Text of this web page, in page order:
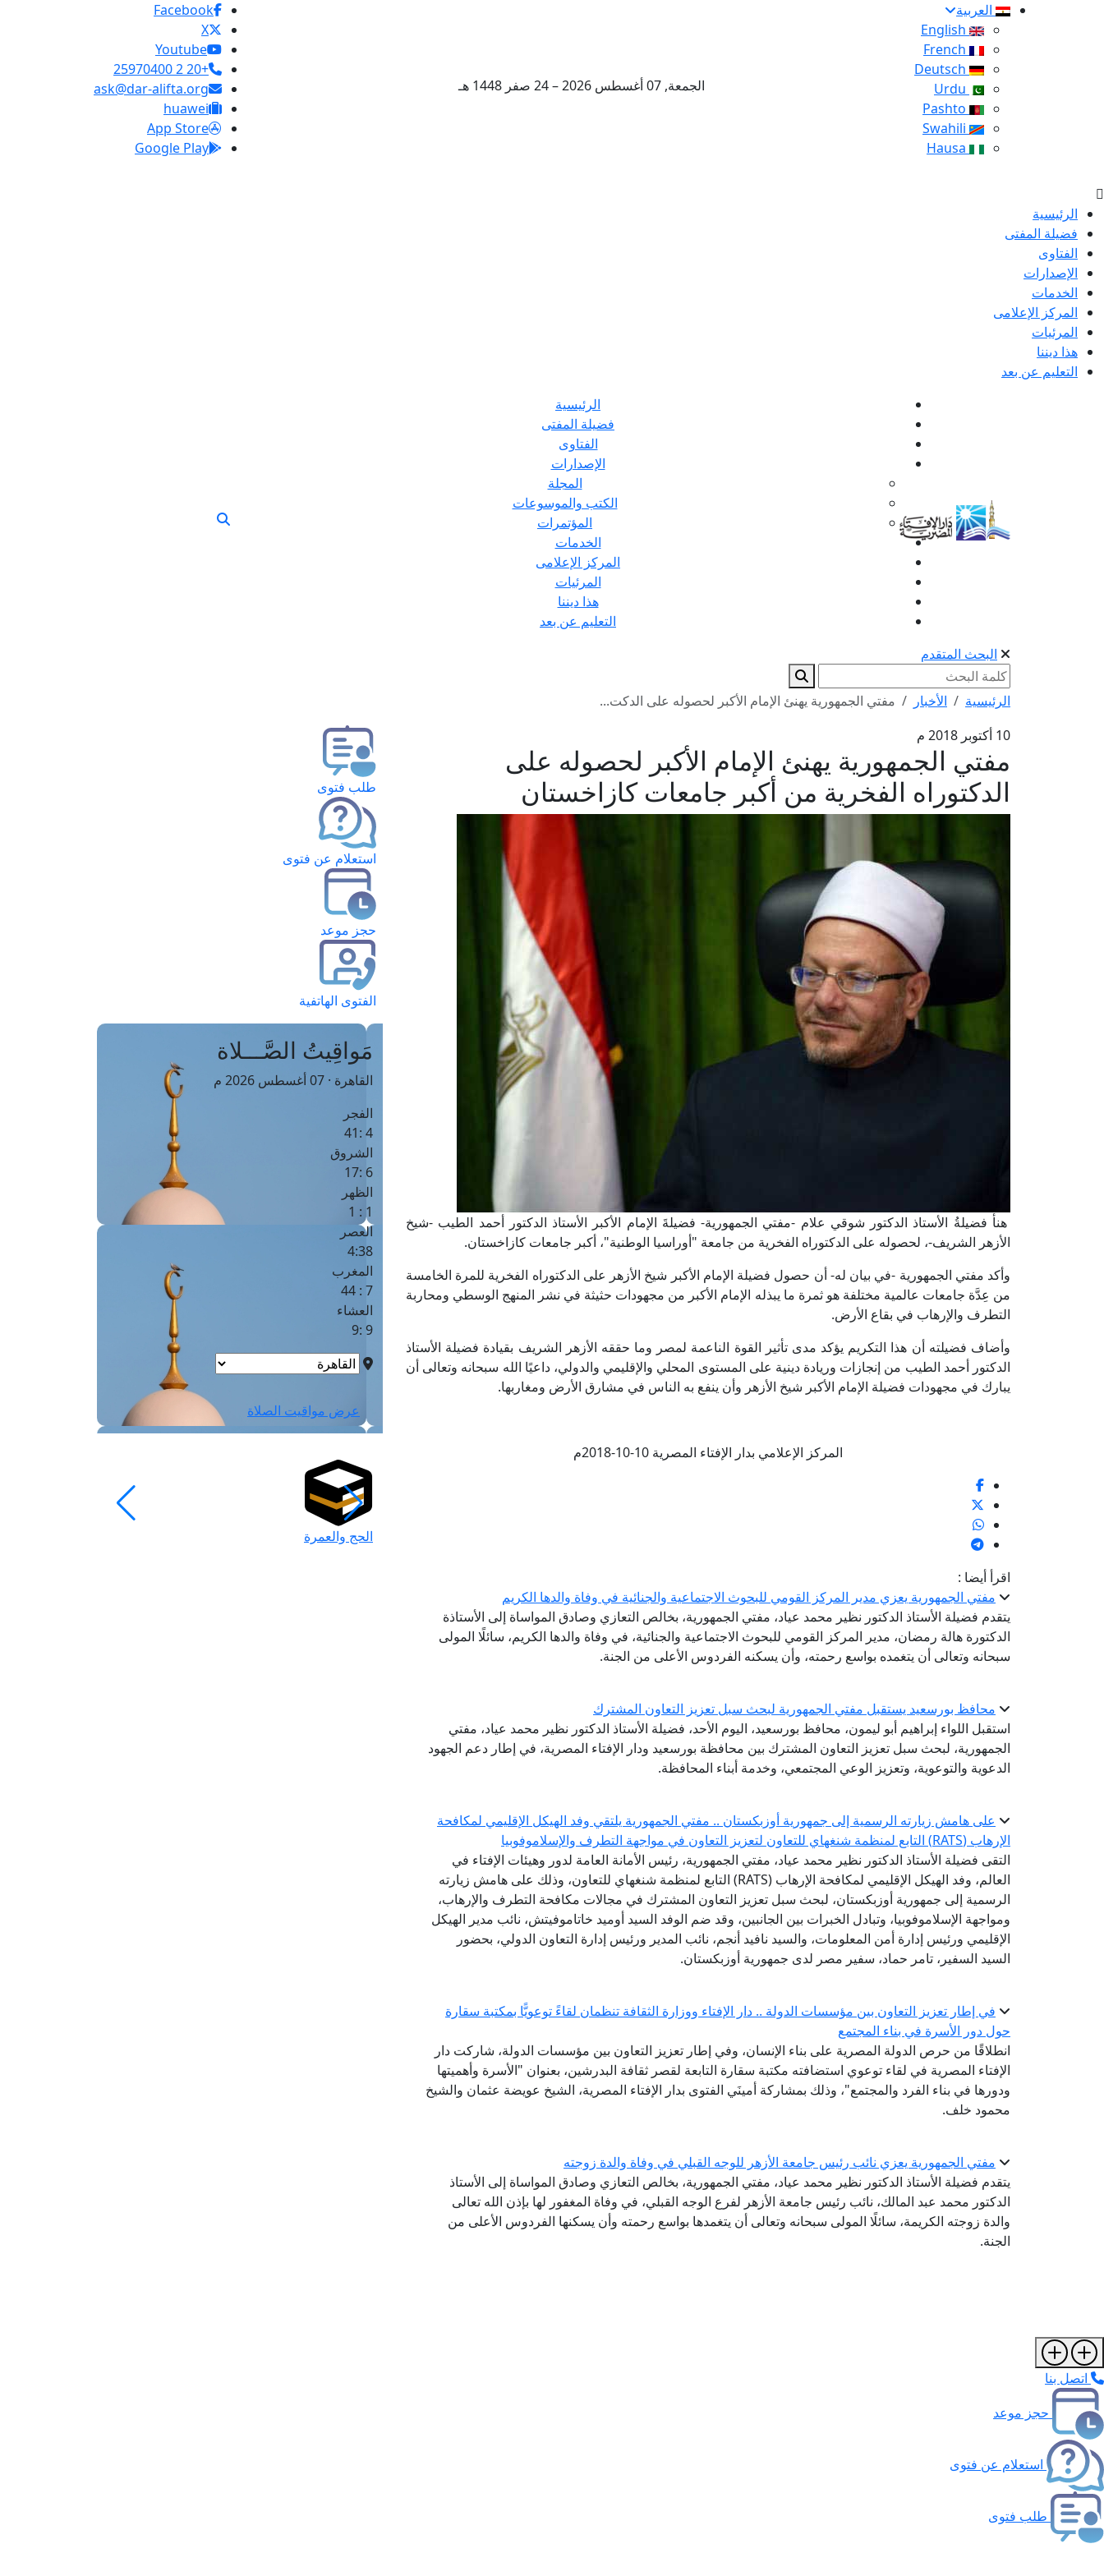
العربية
الجمعة, 07 أغسطس 2026 – 24 صفر 1448 هـ
Facebook
X
Youtube
+20 2 25970400
ask@dar-alifta.org
huawei
App Store
Google Play
الرئيسية
فضيلة المفتى
الفتاوى
الإصدارات
الخدمات
المركز الإعلامى
المرئيات
هذا ديننا
التعليم عن بعد
الرئيسية
فضيلة المفتى
الفتاوى
الإصدارات
المجلة
الكتب والموسوعات
المؤتمرات
الخدمات
المركز الإعلامى
المرئيات
هذا ديننا
التعليم عن بعد
البحث المتقدم
الرئيسية الأخبار
مفتي الجمهورية يهنئ الإمام الأكبر لحصوله على الدكت...
10 أكتوبر 2018 م
مفتي الجمهورية يهنئ الإمام الأكبر لحصوله على
الدكتوراه الفخرية من أكبر جامعات كازاخستان
هنأ فضيلةُ الأستاذ الدكتور شوقي علام -مفتي الجمهورية- فضيلةَ الإمام الأكبر الأستاذ الدكتور أحمد الطيب -شيخ
الأزهر الشريف-، لحصوله على الدكتوراه الفخرية من جامعة "أوراسيا الوطنية"، أكبر جامعات كازاخستان.
وأكد مفتي الجمهورية -في بيان له- أن حصول فضيلة الإمام الأكبر شيخ الأزهر على الدكتوراه الفخرية للمرة الخامسة
من عِدَّة جامعات عالمية مختلفة هو ثمرة ما يبذله الإمام الأكبر من مجهودات حثيثة في نشر المنهج الوسطي ومحاربة
التطرف والإرهاب في بقاع الأرض.
وأضاف فضيلته أن هذا التكريم يؤكد مدى تأثير القوة الناعمة لمصر وما حققه الأزهر الشريف بقيادة فضيلة الأستاذ
الدكتور أحمد الطيب من إنجازات وريادة دينية على المستوى المحلي والإقليمي والدولي، داعيًا الله سبحانه وتعالى أن
يبارك في مجهودات فضيلة الإمام الأكبر شيخ الأزهر وأن ينفع به الناس في مشارق الأرض ومغاربها.
المركز الإعلامي بدار الإفتاء المصرية 10-10-2018م
اقرأ أيضا :
مفتي الجمهورية يعزي مدير المركز القومي للبحوث الاجتماعية والجنائية في وفاة والدها الكريم
يتقدم فضيلة الأستاذ الدكتور نظير محمد عياد، مفتي الجمهورية، بخالص التعازي وصادق المواساة إلى الأستاذة
الدكتورة هالة رمضان، مدير المركز القومي للبحوث الاجتماعية والجنائية، في وفاة والدها الكريم، سائلًا المولى
سبحانه وتعالى أن يتغمده بواسع رحمته، وأن يسكنه الفردوس الأعلى من الجنة.
محافظ بورسعيد يستقبل مفتي الجمهورية لبحث سبل تعزيز التعاون المشترك
استقبل اللواء إبراهيم أبو ليمون، محافظ بورسعيد، اليوم الأحد، فضيلة الأستاذ الدكتور نظير محمد عياد، مفتي
الجمهورية، لبحث سبل تعزيز التعاون المشترك بين محافظة بورسعيد ودار الإفتاء المصرية، في إطار دعم الجهود
الدعوية والتوعوية، وتعزيز الوعي المجتمعي، وخدمة أبناء المحافظة.
على هامش زيارته الرسمية إلى جمهورية أوزبكستان .. مفتي الجمهورية يلتقي وفد الهيكل الإقليمي لمكافحة
الإرهاب (RATS) التابع لمنظمة شنغهاي للتعاون لتعزيز التعاون في مواجهة التطرف والإسلاموفوبيا
التقى فضيلة الأستاذ الدكتور نظير محمد عياد، مفتي الجمهورية، رئيس الأمانة العامة لدور وهيئات الإفتاء في
العالم، وفد الهيكل الإقليمي لمكافحة الإرهاب (RATS) التابع لمنظمة شنغهاي للتعاون، وذلك على هامش زيارته
الرسمية إلى جمهورية أوزبكستان، لبحث سبل تعزيز التعاون المشترك في مجالات مكافحة التطرف والإرهاب،
ومواجهة الإسلاموفوبيا، وتبادل الخبرات بين الجانبين، وقد ضم الوفد السيد أوميد خاتاموفيتش، نائب مدير الهيكل
الإقليمي ورئيس إدارة أمن المعلومات، والسيد نافيد أنجم، نائب المدير ورئيس إدارة التعاون الدولي، بحضور
السيد السفير، تامر حماد، سفير مصر لدى جمهورية أوزبكستان.
في إطار تعزيز التعاون بين مؤسسات الدولة .. دار الإفتاء ووزارة الثقافة تنظمان لقاءً توعويًّا بمكتبة سقارة
حول دور الأسرة في بناء المجتمع
انطلاقًا من حرص الدولة المصرية على بناء الإنسان، وفي إطار تعزيز التعاون بين مؤسسات الدولة، شاركت دار
الإفتاء المصرية في لقاء توعوي استضافته مكتبة سقارة التابعة لقصر ثقافة البدرشين، بعنوان "الأسرة وأهميتها
ودورها في بناء الفرد والمجتمع"، وذلك بمشاركة أمينَي الفتوى بدار الإفتاء المصرية، الشيخ عويضة عثمان والشيخ
محمود خلف.
مفتي الجمهورية يعزي نائب رئيس جامعة الأزهر للوجه القبلي في وفاة والدة زوجته
يتقدم فضيلة الأستاذ الدكتور نظير محمد عياد، مفتي الجمهورية، بخالص التعازي وصادق المواساة إلى الأستاذ
الدكتور محمد عبد المالك، نائب رئيس جامعة الأزهر لفرع الوجه القبلي، في وفاة المغفور لها بإذن الله تعالى
والدة زوجته الكريمة، سائلًا المولى سبحانه وتعالى أن يتغمدها بواسع رحمته وأن يسكنها الفردوس الأعلى من
الجنة.
طلب فتوى
استعلام عن فتوى
حجز موعد
الفتوى الهاتفية
مَواقِيتُ الصَّـــلاة
القاهرة · 07 أغسطس 2026 م
الفجر
4 :41
الشروق
6 :17
الظهر
1 : 1
العصر
4:38
المغرب
7 : 44
العشاء
9 :9
عرض مواقيت الصلاة
الحج والعمرة
اتصل بنا
حجز موعد
استعلام عن فتوى
طلب فتوى